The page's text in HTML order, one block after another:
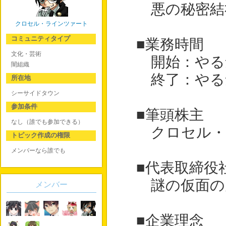
悪の秘密結
■業務時間
開始：や
終了：やる
■筆頭株主
クロセル
■代表取締役
謎の仮面
■企業理念
クロセル・ラインツァート
コミュニティタイプ
文化・芸術
闇組織
所在地
シーサイドタウン
参加条件
なし（誰でも参加できる）
トピック作成の権限
メンバーなら誰でも
メンバー